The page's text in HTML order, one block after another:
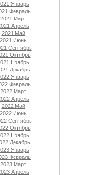
Январь
Февраль
2021 Март
Апрель
2021 Май
2021 Июнь
Сентябрь
Октябрь
Ноябрь
Декабрь
Январь
Февраль
2022 Март
Апрель
2022 Май
2022 Июнь
Сентябрь
Октябрь
Ноябрь
Декабрь
Январь
Февраль
2023 Март
Апрель